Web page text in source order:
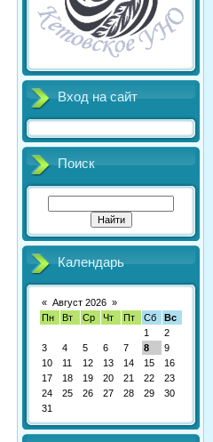
Вход на сайт
Поиск
Календарь
« Август 2026 »
Пн
Вт Ср Чт Пт Сб
Вс
1
2
3
4 5 6 7 8
9
10
11 12 13 14 15
16
17
18 19 20 21 22
23
24
25 26 27 28 29
30
31